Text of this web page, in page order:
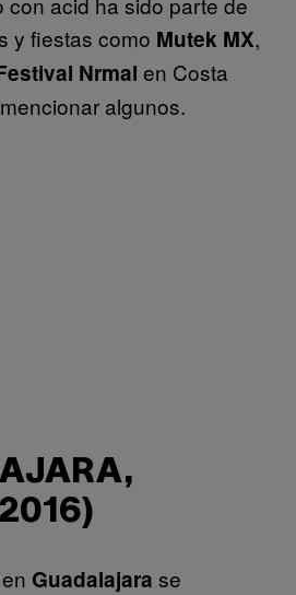
y fiestas como Mutek MX,
Nrmal en Costa
algunos.
en Guadalajara se